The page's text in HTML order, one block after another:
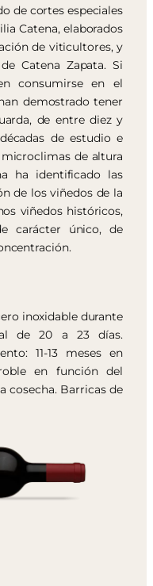
de cortes especiales
Catena, elaborados
de viticultores, y
Catena Zapata. Si
consumirse en el
demostrado tener
de entre diez y
de estudio e
de altura
ha identificado las
de los viñedos de la
viñedos históricos,
carácter único, de
inoxidable durante
de 20 a 23 días.
11-13 meses en
en función del
cosecha. Barricas de